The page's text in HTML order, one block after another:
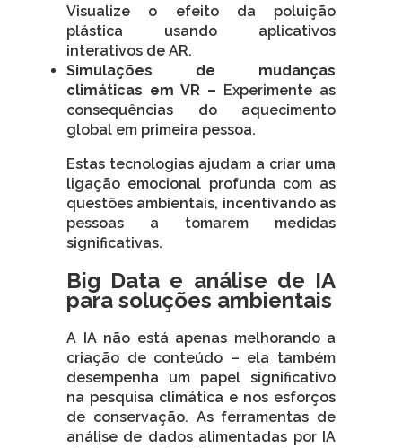
Visualize o efeito da poluição
plástica usando aplicativos
interativos de AR.
Simulações de mudanças
climáticas em VR – Experimente as
consequências do aquecimento
global em primeira pessoa.
Estas tecnologias ajudam a criar uma
ligação emocional profunda com as
questões ambientais, incentivando as
pessoas a tomarem medidas
significativas.
Big Data e análise de IA
para soluções ambientais
A IA não está apenas melhorando a
criação de conteúdo – ela também
desempenha um papel significativo
na pesquisa climática e nos esforços
de conservação. As ferramentas de
análise de dados alimentadas por IA